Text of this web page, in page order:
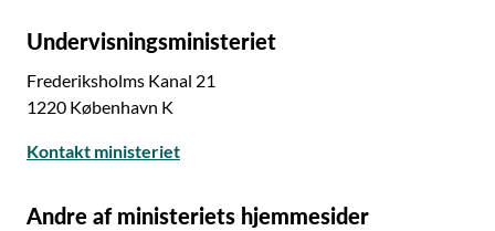
Undervisningsministeriet
Frederiksholms Kanal 21
1220 København K
Kontakt ministeriet
Andre af ministeriets hjemmesider